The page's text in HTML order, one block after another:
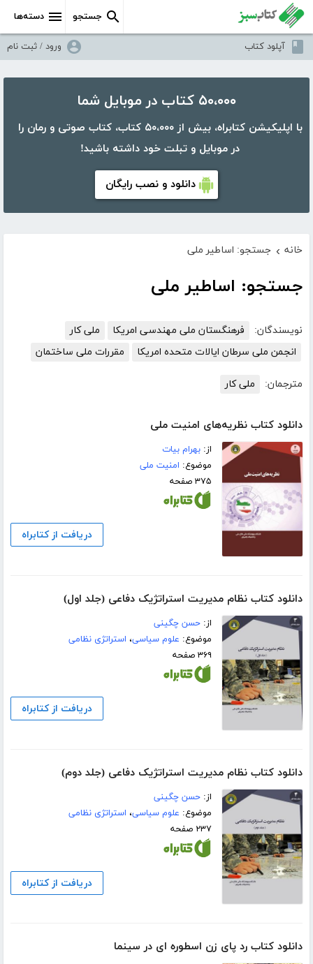
دسته‌ها جستجو
آپلود کتاب ورود / ثبت نام
۵۰،۰۰۰ کتاب در موبایل شما
با اپلیکیشن کتابراه، بیش از ۵۰،۰۰۰ کتاب، کتاب صوتی و رمان را
در موبایل و تبلت خود داشته باشید!
دانلود و نصب رایگان
خانه › جستجو: اساطیر ملی
جستجو: اساطیر ملی
نویسندگان: فرهنگستان ملی مهندسی امریکا
ملی کار
انجمن ملی سرطان ایالات متحده امریکا
مقررات ملی ساختمان
مترجمان: ملی کار
دانلود کتاب نظریه‌های امنیت ملی
از:بهرام بیات
موضوع: امنیت ملی
۳۷۵ صفحه
دریافت از کتابراه
دانلود کتاب نظام مدیریت استراتژیک دفاعی (جلد اول)
از:حسن چگینی
موضوع: علوم سیاسی، استراتژی نظامی
۳۶۹ صفحه
دریافت از کتابراه
دانلود کتاب نظام مدیریت استراتژیک دفاعی (جلد دوم)
از:حسن چگینی
موضوع: علوم سیاسی، استراتژی نظامی
۲۳۷ صفحه
دریافت از کتابراه
دانلود کتاب رد پای زن اسطوره ای در سینما